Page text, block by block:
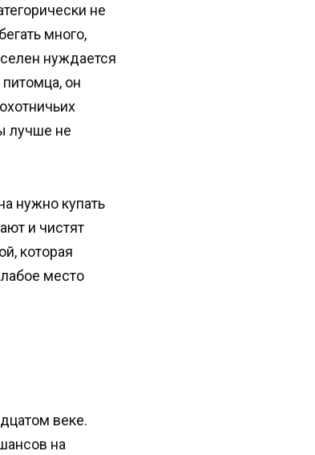
не
много,
нуждается
он
лучше не
нужно купать
и чистят
которая
место
веке.
на